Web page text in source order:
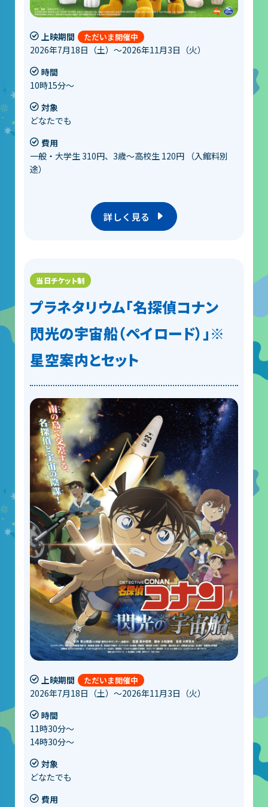
上映期間
2026年7月18日（土）～2026年11月3日（火）
時間
10時15分～
対象
どなたでも
費用
一般・大学生 310円、3歳～高校生 120円 （入館料別
途）
詳しく見る
プラネタリウム「名探偵コナン
閃光の宇宙船（ペイロード）」※
星空案内とセット
上映期間
2026年7月18日（土）～2026年11月3日（火）
時間
11時30分～
14時30分～
対象
どなたでも
費用